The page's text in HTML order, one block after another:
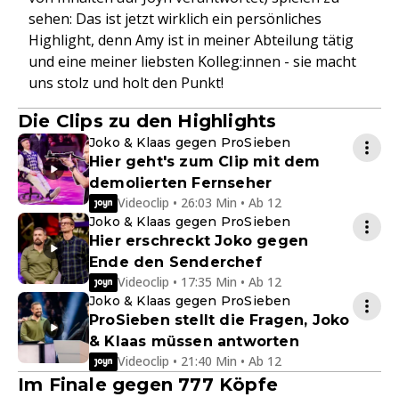
sehen: Das ist jetzt wirklich ein persönliches
Highlight, denn Amy ist in meiner Abteilung tätig
und eine meiner liebsten Kolleg:innen - sie macht
uns stolz und holt den Punkt!
Die Clips zu den Highlights
Joko & Klaas gegen ProSieben
Hier geht's zum Clip mit dem
demolierten Fernseher
Videoclip • 26:03 Min • Ab 12
Joko & Klaas gegen ProSieben
Hier erschreckt Joko gegen
Ende den Senderchef
Videoclip • 17:35 Min • Ab 12
Joko & Klaas gegen ProSieben
ProSieben stellt die Fragen, Joko
& Klaas müssen antworten
Videoclip • 21:40 Min • Ab 12
Im Finale gegen 777 Köpfe